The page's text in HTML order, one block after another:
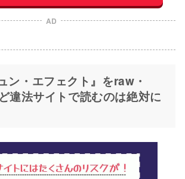
AD
ン・エフェクト』をraw・
違法サイトで読むのは絶対に